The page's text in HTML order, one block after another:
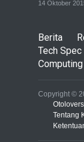
14 Oktober
Berita
Tech Spec
Copyright ©
Tentang